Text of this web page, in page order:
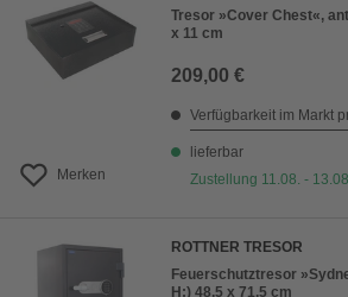
Merken
Tresor »Cover Chest«,
x 11 cm
209,00 €
Verfügbarkeit im Markt
lieferbar
Zustellung 11.08. -
ROTTNER TRESOR
Feuerschutztresor
H:) 48,5 x 71,5 cm